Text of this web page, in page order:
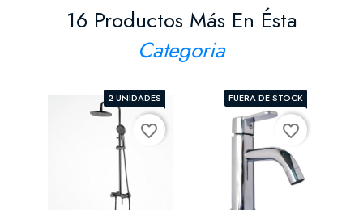
16 Productos Más En Ésta
Categoria
2 UNIDADES
favorite_border
FUERA DE STOCK
favorite_border